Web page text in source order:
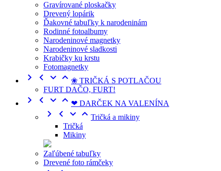
Gravírované ploskačky
Drevený lopárik
Ďakovné tabuľky k narodeninám
Rodinné fotoalbumy
Narodeninové magnetky
Narodeninové sladkosti
Krabičky ku krstu
Fotomagnetky
    ❀ TRIČKÁ S POTLAČOU
FURT DAČO, FURT!
    ❤ DARČEK NA VALENÍNA
    Tričká a mikiny
Tričká
Mikiny
Zaľúbené tabuľky
Drevené foto rámčeky